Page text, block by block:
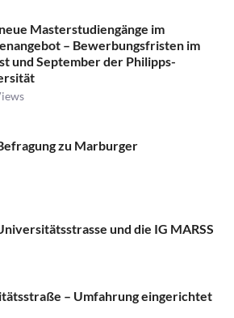
Masterstudiengänge im
– Bewerbungsfristen im
und September der Philipps-
zu Marburger
und die IG MARSS
­– Umfahrung eingerichtet